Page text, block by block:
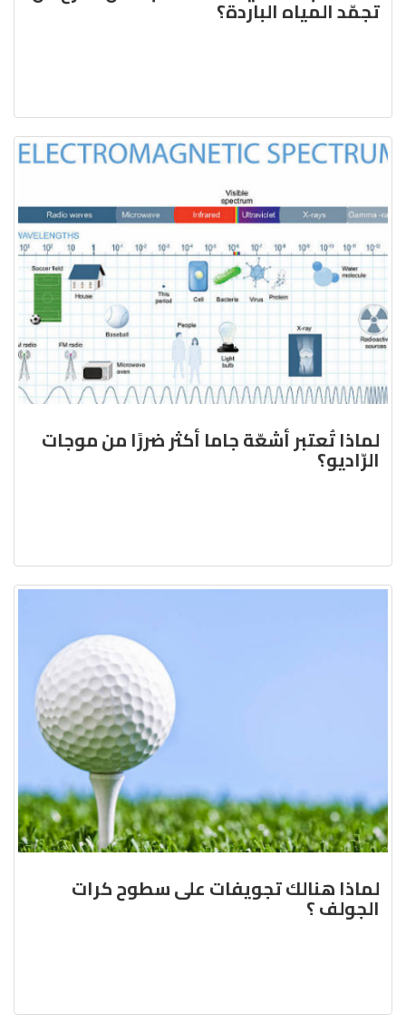
تجمّد المياه الباردة؟
لماذا تُعتبر أشعّة جاما أكثر ضررًا من موجات
الرّاديو؟
لماذا هنالك تجويفات على سطوح كرات
الجولف ؟